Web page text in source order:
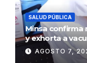
SALUD PÚBLICA
Minsa confirma
y exhorta a
AGOSTO 7,